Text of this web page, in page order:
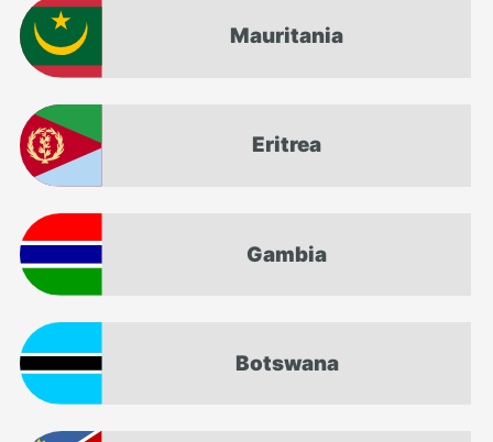
Mauritania
Eritrea
Gambia
Botswana